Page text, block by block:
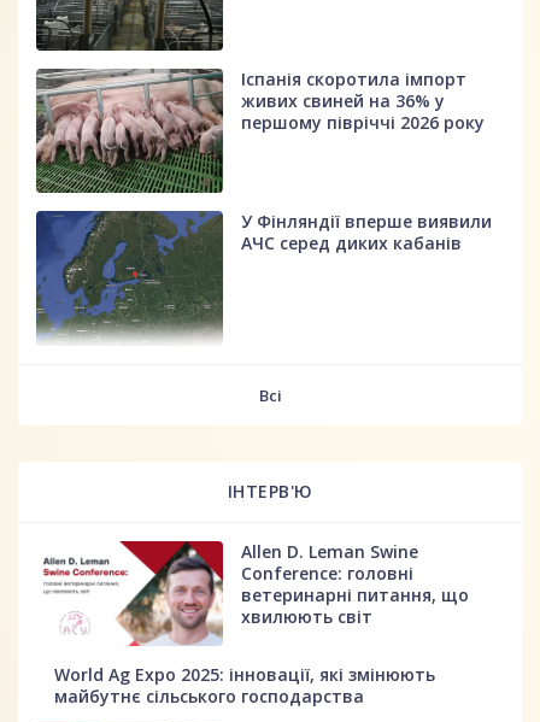
Іспанія скоротила імпорт
живих свиней на 36% у
першому півріччі 2026 року
У Фінляндії вперше виявили
АЧС серед диких кабанів
Всі
ІНТЕРВ'Ю
Allen D. Leman Swine
Conference: головні
ветеринарні питання, що
хвилюють світ
World Ag Expo 2025: інновації, які змінюють
майбутнє сільського господарства